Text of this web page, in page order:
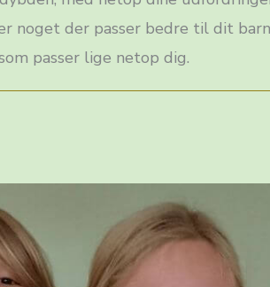
noget der passer bedre til dit
passer lige netop dig.